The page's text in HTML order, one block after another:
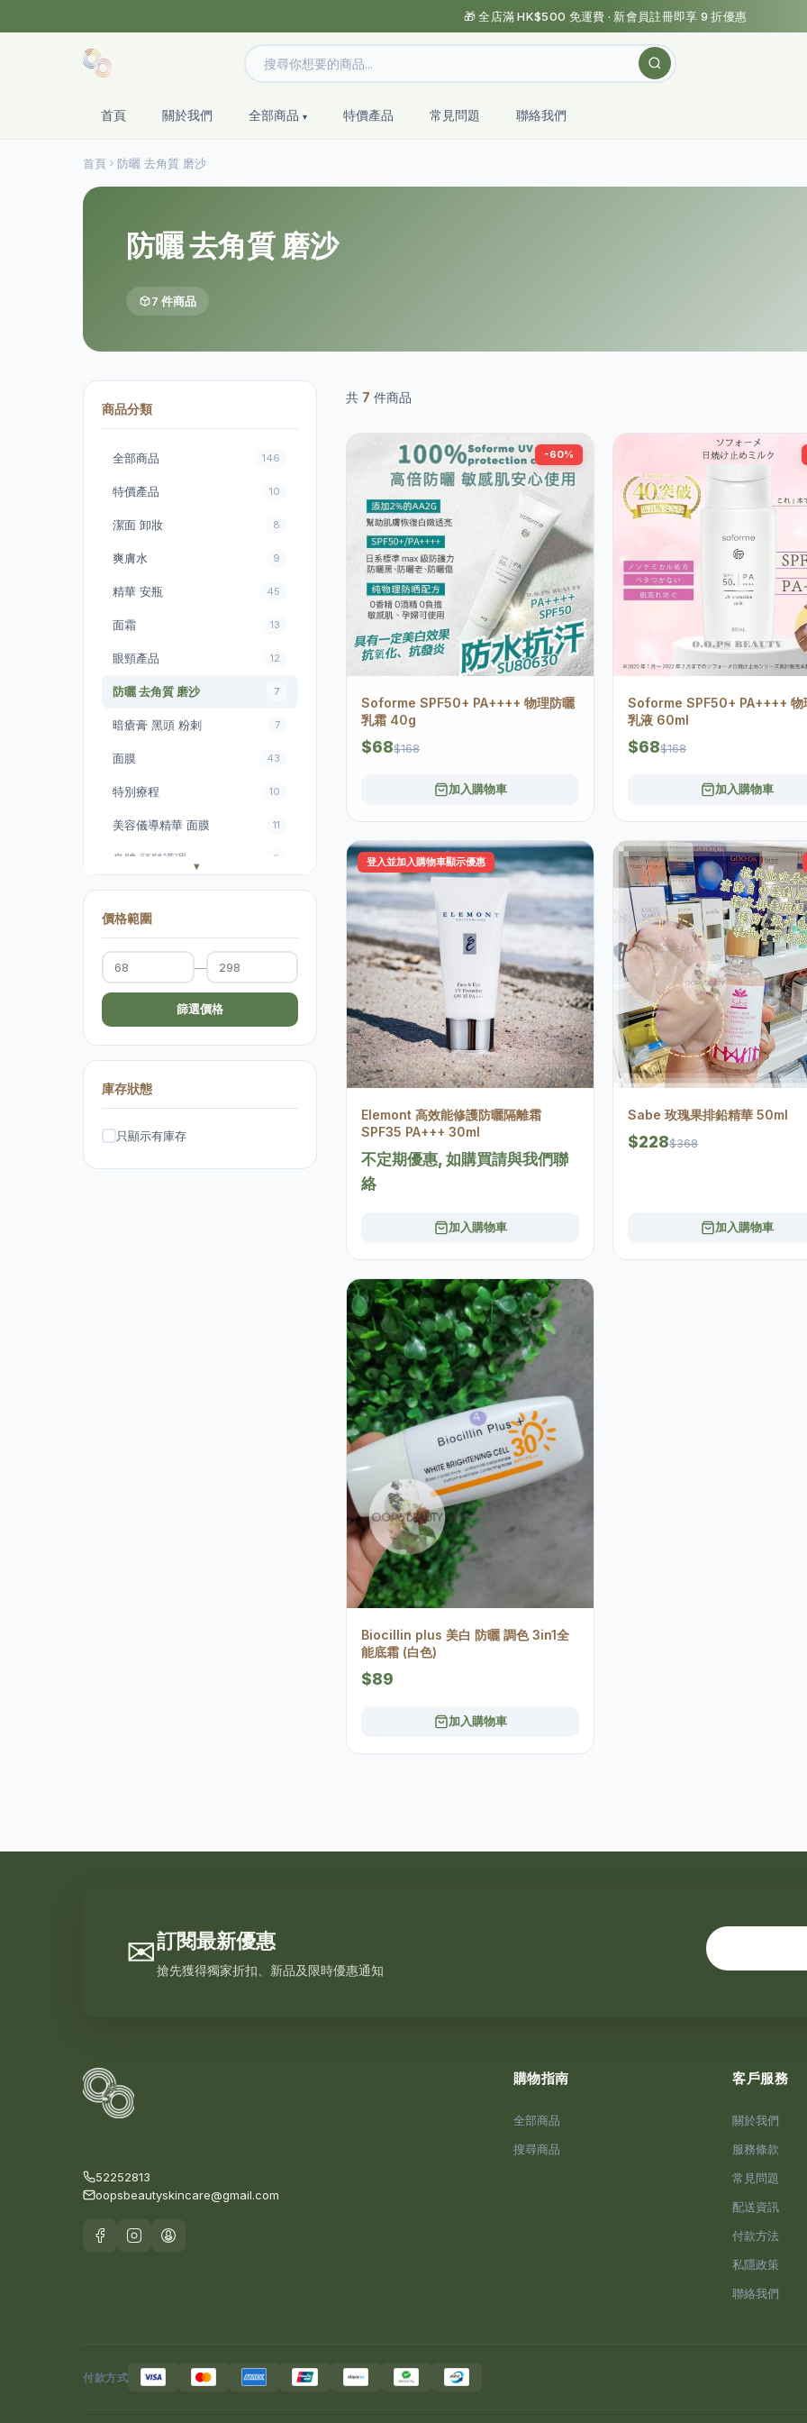
🎁 全店滿 HK$500 免運費 · 新會員註冊即享 9 折優惠
首頁 關於我們 全部商品 特價產品 常見問題 聯絡我們
首頁 防曬 去角質 磨沙
防曬 去角質 磨沙
7 件商品
商品分類
全部商品 146
特價產品 10
潔面 卸妝 8
爽膚水 9
精華 安瓶 45
面霜 13
眼頸產品 12
防曬 去角質 磨沙 7
暗瘡膏 黑頭 粉刺 7
面膜 43
特別療程 10
美容儀導精華 面膜 11
身體 頭髮護理 8
化妝及修眉服務 3
價格範圍
—
篩選價格
庫存狀態
只顯示有庫存
共 7 件商品
-60%
Soforme SPF50+ PA++++ 物理防曬
乳霜 40g
$68$168
加入購物車
Soforme SPF50+ PA++++ 物
乳液 60ml
$68$168
加入購物車
登入並加入購物車顯示優惠
Elemont 高效能修護防曬隔離霜
SPF35 PA+++ 30ml
不定期優惠, 如購買請與我們聯
絡
加入購物車
Sabe 玫瑰果排鉛精華 50ml
$228$368
加入購物車
Biocillin plus 美白 防曬 調色 3in1全
能底霜 (白色)
$89
加入購物車
✉訂閱最新優惠
搶先獲得獨家折扣、新品及限時優惠通知
52252813
oopsbeautyskincare@gmail.com
購物指南
全部商品
搜尋商品
客戶服務
關於我們
服務條款
常見問題
配送資訊
付款方法
私隱政策
聯絡我們
付款方式